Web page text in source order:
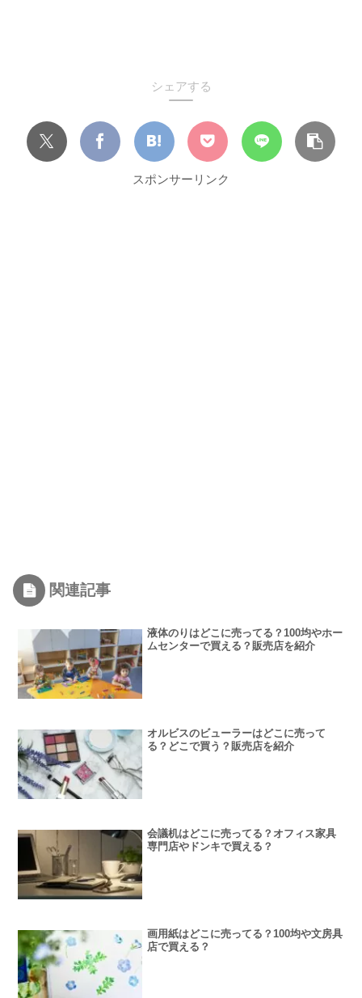
シェアする
スポンサーリンク
関連記事
液体のりはどこに売ってる？100均やホー
ムセンターで買える？販売店を紹介
オルビスのビューラーはどこに売って
る？どこで買う？販売店を紹介
会議机はどこに売ってる？オフィス家具
専門店やドンキで買える？
画用紙はどこに売ってる？100均や文房具
店で買える？